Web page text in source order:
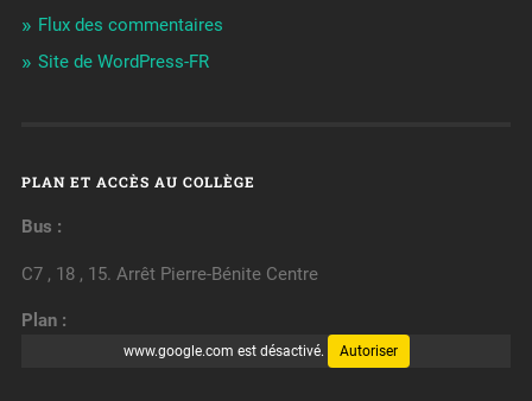
Flux des commentaires
Site de WordPress-FR
PLAN ET ACCÈS AU COLLÈGE
Bus :
C7 , 18 , 15. Arrêt Pierre-Bénite Centre
Plan :
www.google.com est désactivé. Autoriser